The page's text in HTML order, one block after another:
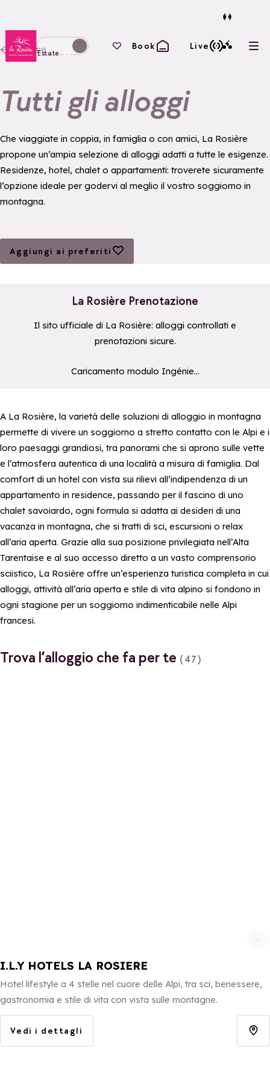
Torna alla home page
Passa alla modalità invernale
Estate
I tuoi preferiti
Book Live
Home
Tutti gli alloggi
Che viaggiate in coppia, in famiglia o con amici, La Rosière
propone un’ampia selezione di alloggi adatti a tutte le esigenze.
Residenze, hotel, chalet o appartamenti: troverete sicuramente
l’opzione ideale per godervi al meglio il vostro soggiorno in
montagna.
Aggiungi ai preferiti
Aggiungi ai preferiti
La Rosière Prenotazione
Il sito ufficiale di La Rosière: alloggi controllati e
prenotazioni sicure.
a11y_module_ingenie_texte
Caricamento modulo Ingénie...
A La Rosière, la varietà delle soluzioni di alloggio in montagna
permette di vivere un soggiorno a stretto contatto con le Alpi e i
loro paesaggi grandiosi, tra panorami che si aprono sulle vette
e l’atmosfera autentica di una località a misura di famiglia. Dal
comfort di un hotel con vista sui rilievi all’indipendenza di un
appartamento in residence, passando per il fascino di uno
chalet savoiardo, ogni formula si adatta ai desideri di una
vacanza in montagna, che si tratti di sci, escursioni o relax
all’aria aperta. Grazie alla sua posizione privilegiata nell’Alta
Tarentaise e al suo accesso diretto a un vasto comprensorio
sciistico, La Rosière offre un’esperienza turistica completa in cui
alloggi, attività all’aria aperta e stile di vita alpino si fondono in
ogni stagione per un soggiorno indimenticabile nelle Alpi
francesi.
Trova l’alloggio che fa per te (47)
I.L.Y HOTELS LA ROSIERE
Hotel lifestyle a 4 stelle nel cuore delle Alpi, tra sci, benessere,
gastronomia e stile di vita con vista sulle montagne.
Vedi i dettagli